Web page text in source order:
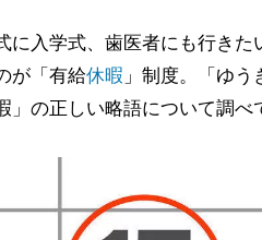
に入学式、歯医者にも行き
が「有給休暇 」制度。「ゆ
」の正しい略語について調べ